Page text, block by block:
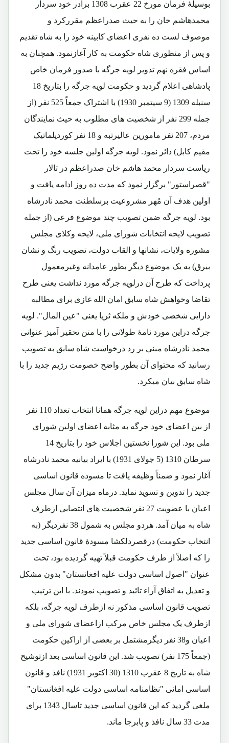
بوسیلۀ فرمان مورخ 22 عقرب 1308 برادر خود سردار
محمدهاشم خان را به حیث صدراعظم مقررکرد و
موصوف لست ده نفری اعضای کابینه خود را به شاه تقدیم
و پس از منظوری شاه حکومت به کار آغازنمود. همچنان به
اساس فقره نهم تدویر لویه جرگه با صدور فرمان خاص
پادشاهی اعلام گردید و حکومت لویه جرگه را بتاریخ 18
سنبله 1309 (9 سپتمبر 1930) با اشتراک جمعاً 525 نفر (از
جمله 299 نفر از شخصیت های مطلوب به حیث نمایندگان
مردم، 207 نفر مامورین عالیرتبه و 18 نفر کوردپلماتیک
مقیم کابل) دائر نمود. لویه جرگه اولین جلسه خود را تحت
ریاست سردار محمد هاشم خان صدراعظم در تالار
"قصراستور" برگزار نمود که مدت ده روز ادامه یافت و
اولین هدف آن مُهر مشروعیت برسلطنت محمد نادرشاه
بود. لویه جرگه ضمن تصویب چند موضوع فرعی (از جمله
تصویب لایحه انتخابات شورای ملی، لایحه وکلای مجلس
مشوره ولایات، نشانها و القاب دولت، تصویب رنگ و نشان
بیرق) به یک موضوع دیگر بطور عامدانه وغیرمعمول
پرداخت که طرح آن درلویه جرگه مورد نداشت یعنی طرح
تقاضا وخواهش شاه سابق امان الله غازی برای مطالبه
دارایی شخصی خودش و ملکه ثریا یعنی "عین المال". لویه
جرگه دراین مورد نامۀ طولانی را با متن تحقیر آمیز عنوانی
محمد نادرشاه مبنی بر رد درخواست شاه سابق به تصویب
رسانید که محتوای آن بطور واضح خصومت رژیم جدید را با
شاه سابق بیان میکرد.
موضوع مهم دراین لویه جرگه همانا انتخاب تعداد 110 نفر
از بین اعضای خود جرگه به مثابه اعضای اولین شورای
ملی بود. این شورا نخستین اجلاس خود را بتاریخ 14
سرطان 1310 (5 جولای 1931) با ایراد بیانیه محمد نادرشاه
آغاز نمود و ضمناً وظیفه یافت تا مسوده قانون اساسی
جدید را تدوین و تسوید نماید. درماه میزان آن سال مجلس
اعیان با عضویت 27 نفر شخصیت های انتصابی ازطرف
شاه به میان آمد. هردو مجلس به شمول 38 نفردیگر (به
انتخاب حکومت) درقصردلکشا مسودۀ قانون اساسی جدید
را که اصلاً از طرف حکومت قبلاً تهیه گردیده بود، تحت
عنوان "اصول اساسی دولت علیه افغانستان" بدون مشکل
و تعدیل به اتفاق آراء تائید و تصویب نمودند. با این ترتیب
تصویب قانون اساسی مذکور نه ازطرف لویه جرگه، بلکه
ازطرف یک مجلس خاص مرکب ازاعضای شورای ملی و
اعیان و38 نفر دیگرمشتمل بر بعضی از اراکین حکومت
(جمعاً 175 نفر) تصویب شد. این قانون اساسی بعد ازتوشیح
شاه به تاریخ 8 عقرب 1310 (30 اکتوبر 1931) نافذ و قانون
اساسی امانی "نظامنامه اساسی دولت علیه افغانستان"
ملغی گردید که این قانون اساسی جدید تاسال 1343 برای
مدت 33 سال نافذ و پابرجا ماند.